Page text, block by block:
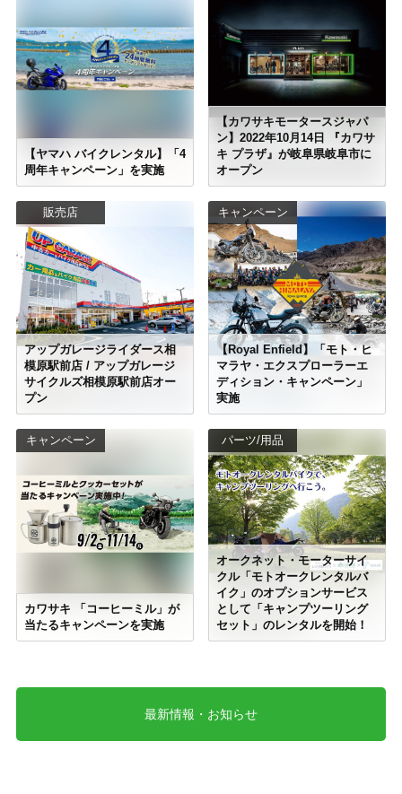
【ヤマハ バイクレンタル】「4
周年キャンペーン」を実施
【カワサキモータースジャパ
ン】2022年10月14日 『カワサ
キ プラザ』が岐阜県岐阜市に
オープン
販売店
アップガレージライダース相
模原駅前店 / アップガレージ
サイクルズ相模原駅前店オー
プン
キャンペーン
【Royal Enfield】「モト・ヒ
マラヤ・エクスプローラーエ
ディション・キャンペーン」
実施
キャンペーン
カワサキ 「コーヒーミル」が
当たるキャンペーンを実施
パーツ/用品
オークネット・モーターサイ
クル「モトオークレンタルバ
イク」のオプションサービス
として「キャンプツーリング
セット」のレンタルを開始！
最新情報・お知らせ